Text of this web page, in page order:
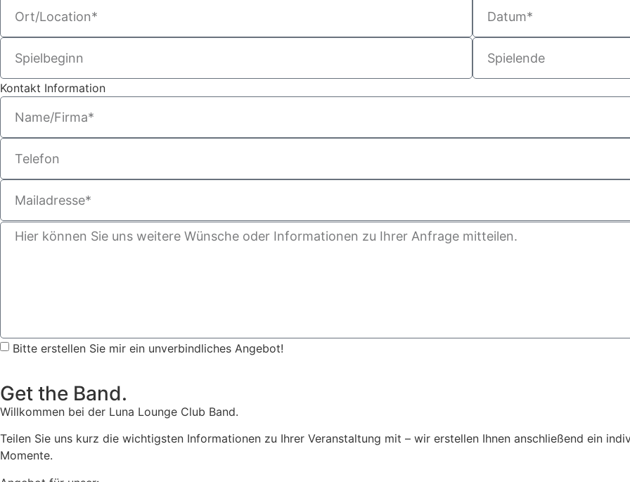
Kontakt Information
Bitte erstellen Sie mir ein unverbindliches Angebot!
Get the Band.
Willkommen bei der Luna Lounge Club Band.
Teilen Sie uns kurz die wichtigsten Informationen zu Ihrer Veranstaltung mit – wir erstellen Ihnen anschließend ein
Momente.